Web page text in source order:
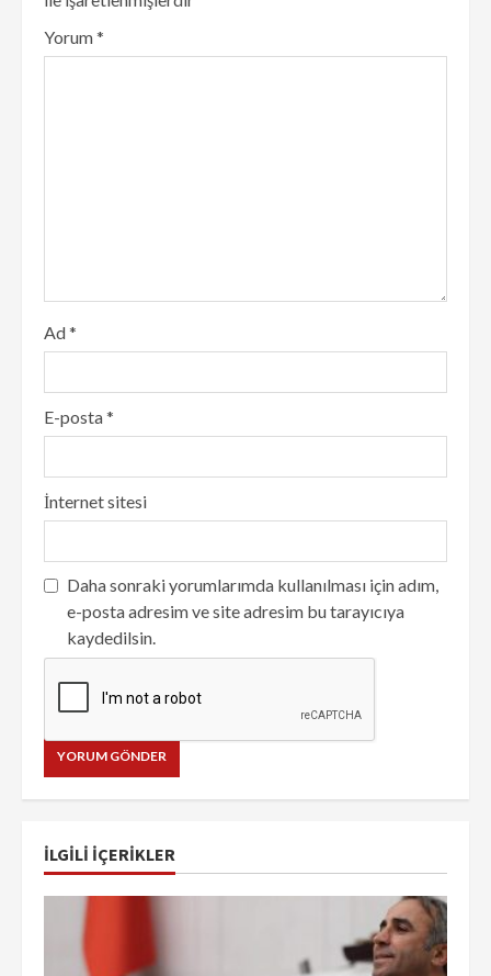
Yorum*
Ad*
E-posta*
İnternet sitesi
Daha sonraki yorumlarımda kullanılması için adım,
e-posta adresim ve site adresim bu tarayıcıya
kaydedilsin.
İLGILI IÇERIKLER